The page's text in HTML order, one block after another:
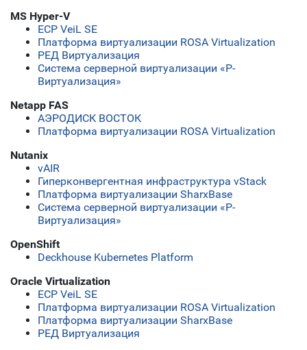
MS Hyper-V
ECP VeiL SE
Платформа виртуализации ROSA Virtualization
РЕД Виртуализация
Система серверной виртуализации «Р-
Виртуализация»
Netapp FAS
АЭРОДИСК ВОСТОК
Платформа виртуализации ROSA Virtualization
Nutanix
vAIR
Гиперконвергентная инфраструктура vStack
Платформа виртуализации SharxBase
Система серверной виртуализации «Р-
Виртуализация»
OpenShift
Deckhouse Kubernetes Platform
Oracle Virtualization
ECP VeiL SE
Платформа виртуализации ROSA Virtualization
Платформа виртуализации SharxBase
РЕД Виртуализация